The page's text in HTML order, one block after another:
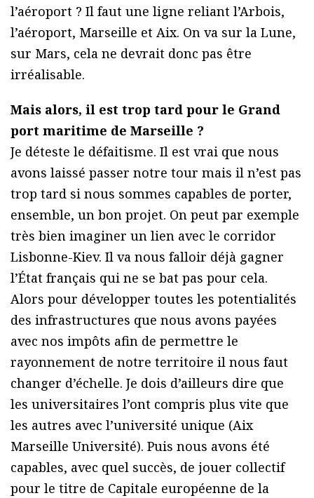
l’aéroport ? Il faut une ligne reliant l’Arbois,
l’aéroport, Marseille et Aix. On va sur la Lune,
sur Mars, cela ne devrait donc pas être
irréalisable.
Mais alors, il est trop tard pour le Grand
port maritime de Marseille ?
Je déteste le défaitisme. Il est vrai que nous
avons laissé passer notre tour mais il n’est pas
trop tard si nous sommes capables de porter,
ensemble, un bon projet. On peut par exemple
très bien imaginer un lien avec le corridor
Lisbonne-Kiev. Il va nous falloir déjà gagner
l’État français qui ne se bat pas pour cela.
Alors pour développer toutes les potentialités
des infrastructures que nous avons payées
avec nos impôts afin de permettre le
rayonnement de notre territoire il nous faut
changer d’échelle. Je dois d’ailleurs dire que
les universitaires l’ont compris plus vite que
les autres avec l’université unique (Aix
Marseille Université). Puis nous avons été
capables, avec quel succès, de jouer collectif
pour le titre de Capitale européenne de la